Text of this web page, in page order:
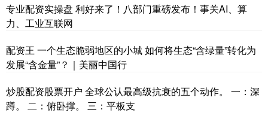
专业配资实操盘 利好来了！八部门重磅发布！事关AI、算
力、工业互联网
配资王 一个生态脆弱地区的小城 如何将生态“含绿量”转化为
发展“含金量”？｜美丽中国行
炒股配资股票开户 全球公认最高级抗衰的五个动作。 一：深
蹲。 二：俯卧撑。 三：平板支